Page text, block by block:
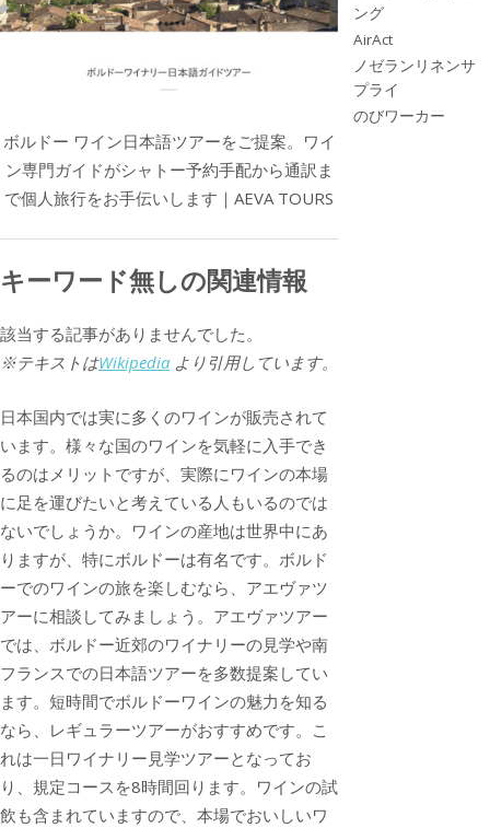
ボルドー ワイン日本語ツアーをご提案。ワイ
ン専門ガイドがシャトー予約手配から通訳ま
で個人旅行をお手伝いします｜AEVA TOURS
キーワード無しの関連情報
該当する記事がありませんでした。
※テキストはWikipedia より引用しています。
日本国内では実に多くのワインが販売されて
います。様々な国のワインを気軽に入手でき
るのはメリットですが、実際にワインの本場
に足を運びたいと考えている人もいるのでは
ないでしょうか。ワインの産地は世界中にあ
りますが、特にボルドーは有名です。ボルド
ーでのワインの旅を楽しむなら、アエヴァツ
アーに相談してみましょう。アエヴァツアー
では、ボルドー近郊のワイナリーの見学や南
フランスでの日本語ツアーを多数提案してい
ます。短時間でボルドーワインの魅力を知る
なら、レギュラーツアーがおすすめです。こ
れは一日ワイナリー見学ツアーとなってお
り、規定コースを8時間回ります。ワインの試
飲も含まれていますので、本場でおいしいワ
ング
AirAct
ノゼランリネンサ
プライ
のびワーカー